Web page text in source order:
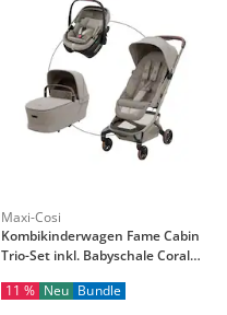
Maxi-Cosi
Kombikinderwagen Fame Cabin
Trio-Set inkl. Babyschale Coral
11 % Neu Bundle